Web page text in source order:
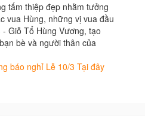
tấm thiệp đẹp nhằm tưởng
vua Hùng, những vị vua đầu
Giỗ Tổ Hùng Vương, tạo
bè và người thân của
báo nghỉ Lễ 10/3 Tại đây